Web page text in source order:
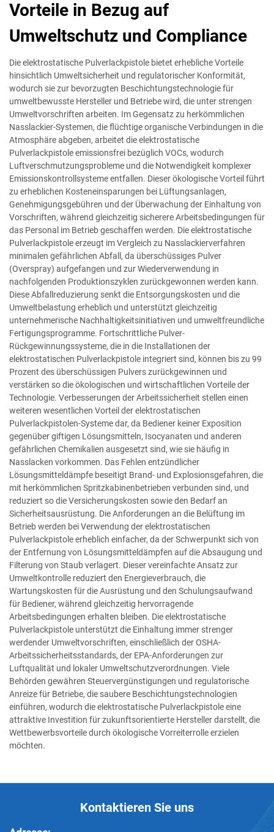
Vorteile in Bezug auf
Umweltschutz und Compliance
Die elektrostatische Pulverlackpistole bietet erhebliche Vorteile
hinsichtlich Umweltsicherheit und regulatorischer Konformität,
wodurch sie zur bevorzugten Beschichtungstechnologie für
umweltbewusste Hersteller und Betriebe wird, die unter strengen
Umweltvorschriften arbeiten. Im Gegensatz zu herkömmlichen
Nasslackier-Systemen, die flüchtige organische Verbindungen in die
Atmosphäre abgeben, arbeitet die elektrostatische
Pulverlackpistole emissionsfrei bezüglich VOCs, wodurch
Luftverschmutzungsprobleme und die Notwendigkeit komplexer
Emissionskontrollsysteme entfallen. Dieser ökologische Vorteil führt
zu erheblichen Kosteneinsparungen bei Lüftungsanlagen,
Genehmigungsgebühren und der Überwachung der Einhaltung von
Vorschriften, während gleichzeitig sicherere Arbeitsbedingungen für
das Personal im Betrieb geschaffen werden. Die elektrostatische
Pulverlackpistole erzeugt im Vergleich zu Nasslackierverfahren
minimalen gefährlichen Abfall, da überschüssiges Pulver
(Overspray) aufgefangen und zur Wiederverwendung in
nachfolgenden Produktionszyklen zurückgewonnen werden kann.
Diese Abfallreduzierung senkt die Entsorgungskosten und die
Umweltbelastung erheblich und unterstützt gleichzeitig
unternehmerische Nachhaltigkeitsinitiativen und umweltfreundliche
Fertigungsprogramme. Fortschrittliche Pulver-
Rückgewinnungssysteme, die in die Installationen der
elektrostatischen Pulverlackpistole integriert sind, können bis zu 99
Prozent des überschüssigen Pulvers zurückgewinnen und
verstärken so die ökologischen und wirtschaftlichen Vorteile der
Technologie. Verbesserungen der Arbeitssicherheit stellen einen
weiteren wesentlichen Vorteil der elektrostatischen
Pulverlackpistolen-Systeme dar, da Bediener keiner Exposition
gegenüber giftigen Lösungsmitteln, Isocyanaten und anderen
gefährlichen Chemikalien ausgesetzt sind, wie sie häufig in
Nasslacken vorkommen. Das Fehlen entzündlicher
Lösungsmitteldämpfe beseitigt Brand- und Explosionsgefahren, die
mit herkömmlichen Spritzkabinenbetrieben verbunden sind, und
reduziert so die Versicherungskosten sowie den Bedarf an
Sicherheitsausrüstung. Die Anforderungen an die Belüftung im
Betrieb werden bei Verwendung der elektrostatischen
Pulverlackpistole erheblich einfacher, da der Schwerpunkt sich von
der Entfernung von Lösungsmitteldämpfen auf die Absaugung und
Filterung von Staub verlagert. Dieser vereinfachte Ansatz zur
Umweltkontrolle reduziert den Energieverbrauch, die
Wartungskosten für die Ausrüstung und den Schulungsaufwand
für Bediener, während gleichzeitig hervorragende
Arbeitsbedingungen erhalten bleiben. Die elektrostatische
Pulverlackpistole unterstützt die Einhaltung immer strenger
werdender Umweltvorschriften, einschließlich der OSHA-
Arbeitssicherheitsstandards, der EPA-Anforderungen zur
Luftqualität und lokaler Umweltschutzverordnungen. Viele
Behörden gewähren Steuervergünstigungen und regulatorische
Anreize für Betriebe, die saubere Beschichtungstechnologien
einführen, wodurch die elektrostatische Pulverlackpistole eine
attraktive Investition für zukunftsorientierte Hersteller darstellt, die
Wettbewerbsvorteile durch ökologische Vorreiterrolle erzielen
möchten.
Kontaktieren Sie uns